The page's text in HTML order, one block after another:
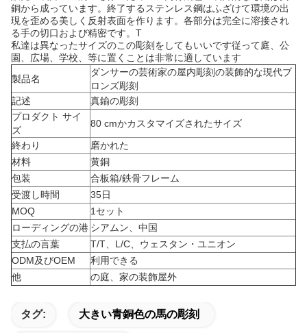
銅から成っています。終了するステンレス鋼はふざけて環境の出
現を歪める美しく反射表面を作ります。各部分は完全に溶接され
る手の切口および精密です。T
私達は異なったサイズのこの彫刻をしてもいいです従って庭、公
園、広場、学校、等に置くことは非常に適しています
製品名
ダンサーの芸術家の屋内彫刻の装飾的な現代ブ
ロンズ彫刻
記述
真鍮の彫刻
プロダクト サイ
ズ
80 cmかカスタマイズされたサイズ
終わり
磨かれた
材料
黄銅
包装
合板箱/鉄骨フレーム
受渡し時間
35日
MOQ
1セット
ローディングの港 シアムン、中国
支払の言葉
T/T、L/C、ウェスタン・ユニオン
ODM及びOEM
利用できる
他
の庭、家の装飾屋外
タグ: 大きい青銅色の馬の彫刻